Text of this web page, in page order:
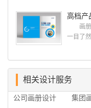
广的专
司，怎
何选择
过硬。
通进而
练掌握
高档产
画册
一目了
产品画
在企业
个成功
相关设计服务
公司画册设计 集团